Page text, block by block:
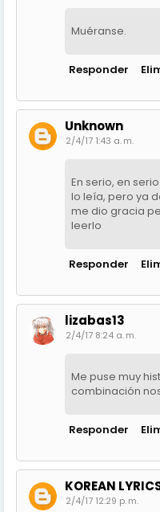
Muéranse.
Responder
Unknown
2/4/17 1:43 a. m.
En serio, en
lo leía, pero ya
me dio gracia
leerlo
Responder
lizabas13
2/4/17 8:24 a. m.
Me puse muy
combinación
Responder
KOREAN
2/4/17 12:29 p. m.